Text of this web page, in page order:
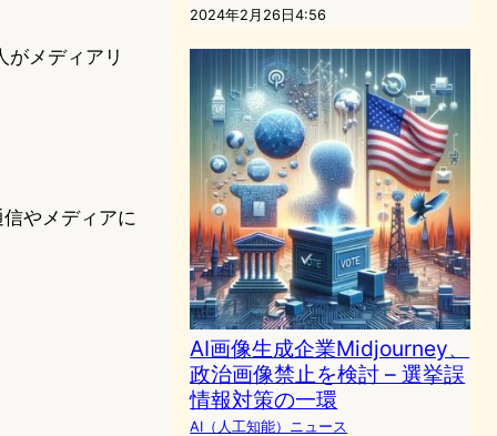
がメディアリ
やメディアに
2024年2月26日4:56
AI画像生成企業Midjourney、
政治画像禁止を検討 – 選挙誤
情報対策の一環
AI（人工知能）ニュース